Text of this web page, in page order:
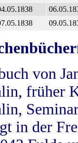
von
früher
in der